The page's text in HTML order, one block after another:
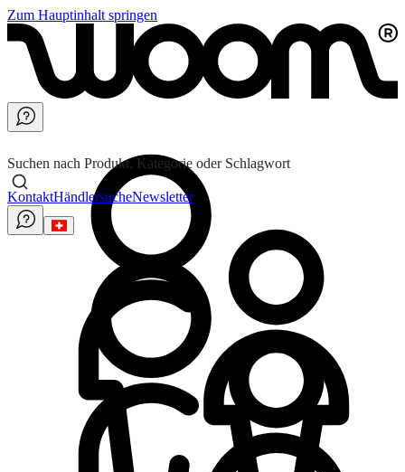
Zum Hauptinhalt springen
Suchen nach Produkt, Kategorie oder Schlagwort
KontaktHändlersucheNewsletter